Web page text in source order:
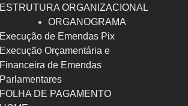
ESTRUTURA ORGANIZACIONAL
ORGANOGRAMA
Execução de Emendas Pix
Execução Orçamentária e
Financeira de Emendas
Parlamentares
FOLHA DE PAGAMENTO